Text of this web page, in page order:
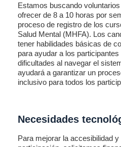
Estamos buscando
ofrecer de 8 a 10 horas por
proceso de registro de los
Salud Mental (MHFA). Los
tener habilidades básicas de
para ayudar a los
dificultades al navegar el
ayudará a garantizar un
inclusivo para todos los
Necesidades
Para mejorar la accesibilidad